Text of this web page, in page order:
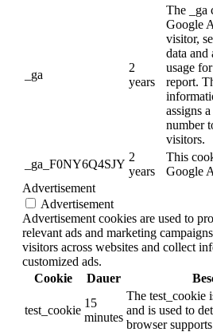
_ga
2
years
The _ga
Google
visitor,
data and
usage
report.
assigns
number
visitors.
_ga_F0NY6Q4SJY
2
years
This
Google
Advertisement
Advertisement
Advertisement cookies are used to
relevant ads and marketing
visitors across websites and collect
customized ads.
Cookie
Dauer
test_cookie
15
minutes
The test_cookie
and is used to
browser